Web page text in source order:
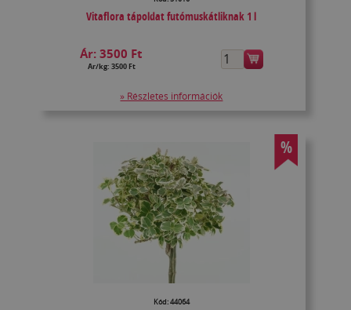
Vitaflora tápoldat futómuskátliknak 1 l
Ár:3500 Ft
Ár/kg: 3500 Ft
» Részletes információk
%
Kód: 44064